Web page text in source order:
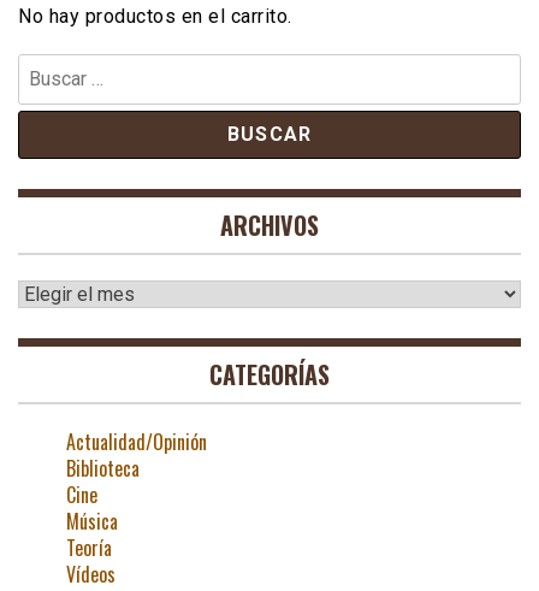
No hay productos en el carrito.
Buscar:
ARCHIVOS
Archivos
CATEGORÍAS
Actualidad/Opinión
Biblioteca
Cine
Música
Teoría
Vídeos